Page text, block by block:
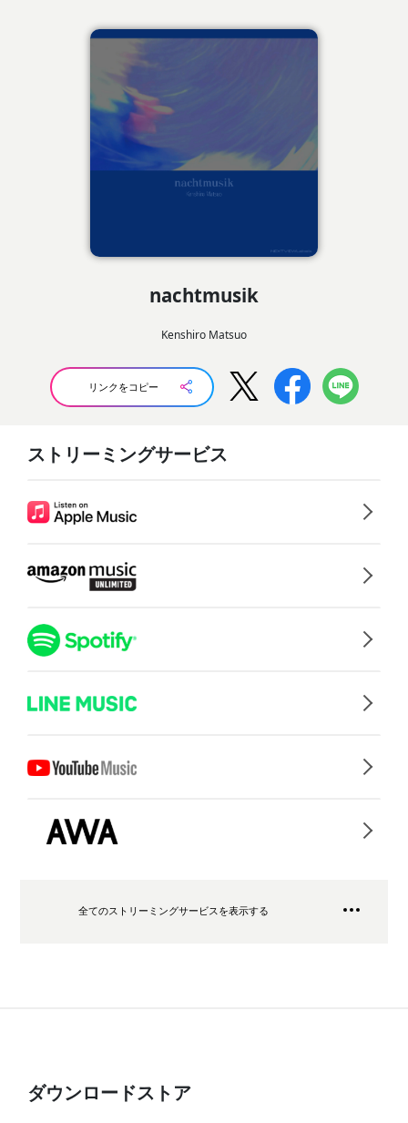
nachtmusik
Kenshiro Matsuo
リンクをコピー
ストリーミングサービス
全てのストリーミングサービスを表示する
ダウンロードストア